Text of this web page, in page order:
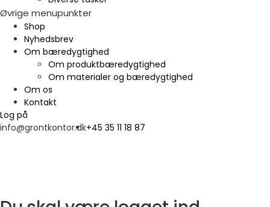
Øvrige menupunkter
Shop
Nyhedsbrev
Om bæredygtighed
Om produktbæredygtighed
Om materialer og bæredygtighed
Om os
Kontakt
Log på
info@grontkontor.dk+45 35 11 18 87